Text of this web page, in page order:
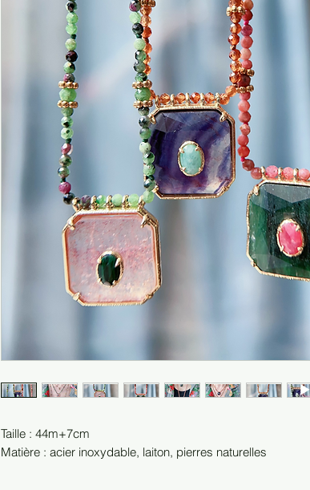
Taille : 44m+7cm
Matière : acier inoxydable, laiton, pierres naturelles